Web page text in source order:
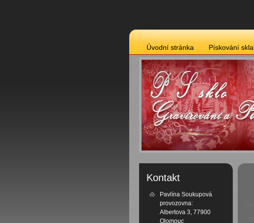
Úvodní stránka Pískování skla
Kontakt
Pavlína Soukupová
provozovna:
Albertova 3, 77900
Olomouc